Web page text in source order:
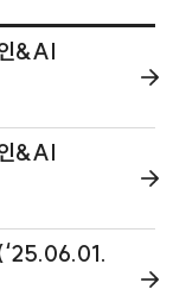
&AI
&AI